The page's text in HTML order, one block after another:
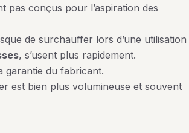
pas conçus pour l’aspiration des
de surchauffer lors d’une utilisation
, s’usent plus rapidement.
garantie du fabricant.
est bien plus volumineuse et souvent